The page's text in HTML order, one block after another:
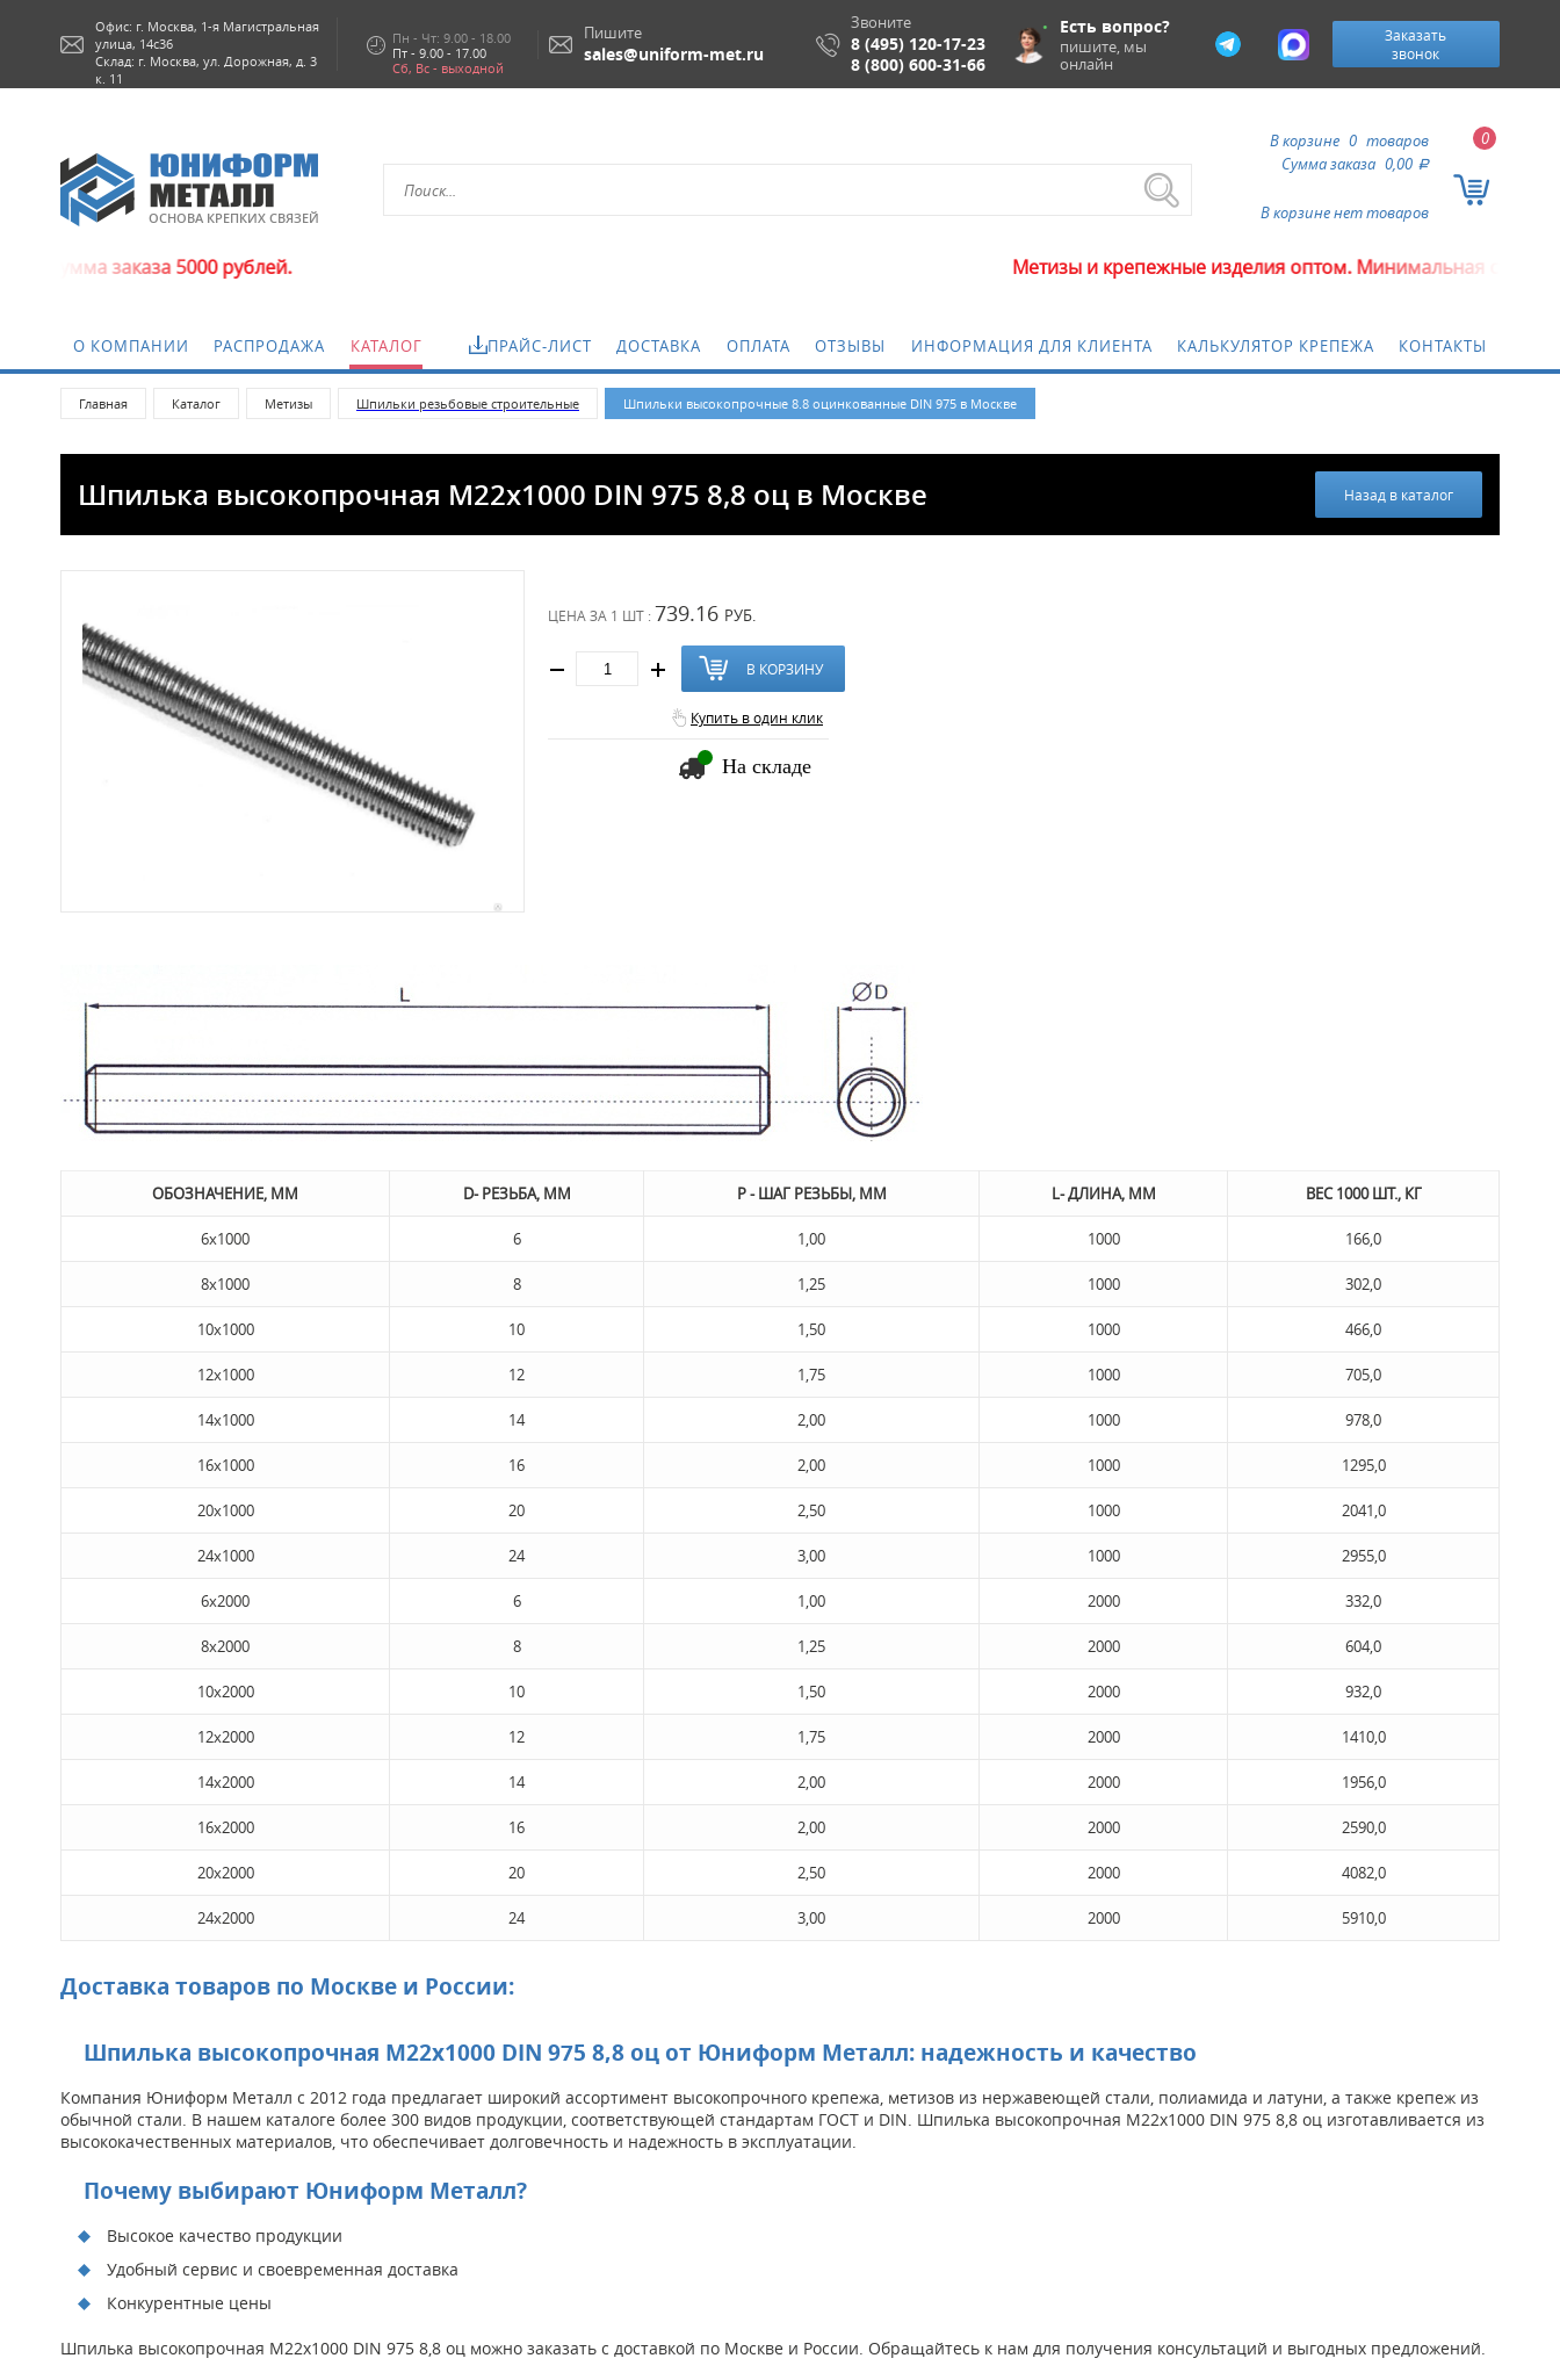
Есть вопрос?
пишите, мы
онлайн
Офис: г. Москва, 1-я Магистральная
улица, 14с36
Склад: г. Москва, ул. Дорожная, д. 3
к. 11
Пн - Чт: 9.00 - 18.00
Пт - 9.00 - 17.00
Сб, Вс - выходной
Пишите
sales@uniform-met.ru
Звоните
8 (495) 120-17-23
8 (800) 600-31-66
Заказать
звонок
ОСНОВА КРЕПКИХ СВЯЗЕЙ
0
В корзине 0 товаров
Сумма заказа 0,00 a
В корзине нет товаров
5000 рублей. Метизы и крепежные изделия оптом. Минимальная сумма заказа 5000
О КОМПАНИИ РАСПРОДАЖА КАТАЛОГ ПРАЙС-ЛИСТ ДОСТАВКА ОПЛАТА ОТЗЫВЫ ИНФОРМАЦИЯ ДЛЯ КЛИЕНТА КАЛЬКУЛЯТОР КРЕПЕЖА КОНТАКТЫ
Главная Каталог Метизы Шпильки резьбовые строительные Шпильки высокопрочные 8.8 оцинкованные DIN 975 в Москве
Шпилька высокопрочная М22х1000 DIN 975 8,8 оц в Москве Назад в каталог
ЦЕНА ЗА 1 ШТ : 739.16 РУБ.
В КОРЗИНУ
Купить в один клик
На складе
ОБОЗНАЧЕНИЕ, ММ D- РЕЗЬБА, ММ Р - ШАГ РЕЗЬБЫ, ММ L- ДЛИНА, ММ ВЕС 1000 ШТ., КГ
6x1000 6 1,00 1000 166,0
8x1000 8 1,25 1000 302,0
10x1000 10 1,50 1000 466,0
12x1000 12 1,75 1000 705,0
14x1000 14 2,00 1000 978,0
16x1000 16 2,00 1000 1295,0
20x1000 20 2,50 1000 2041,0
24x1000 24 3,00 1000 2955,0
6x2000 6 1,00 2000 332,0
8x2000 8 1,25 2000 604,0
10x2000 10 1,50 2000 932,0
12x2000 12 1,75 2000 1410,0
14x2000 14 2,00 2000 1956,0
16x2000 16 2,00 2000 2590,0
20x2000 20 2,50 2000 4082,0
24x2000 24 3,00 2000 5910,0
Доставка товаров по Москве и России:
Шпилька высокопрочная М22х1000 DIN 975 8,8 оц от Юниформ Металл: надежность и качество
Компания Юниформ Металл с 2012 года предлагает широкий ассортимент высокопрочного крепежа, метизов из нержавеющей стали, полиамида и латуни, а также крепеж из
обычной стали. В нашем каталоге более 300 видов продукции, соответствующей стандартам ГОСТ и DIN. Шпилька высокопрочная М22х1000 DIN 975 8,8 оц изготавливается из
высококачественных материалов, что обеспечивает долговечность и надежность в эксплуатации.
Почему выбирают Юниформ Металл?
Высокое качество продукции
Удобный сервис и своевременная доставка
Конкурентные цены
Шпилька высокопрочная М22х1000 DIN 975 8,8 оц можно заказать с доставкой по Москве и России. Обращайтесь к нам для получения консультаций и выгодных предложений.